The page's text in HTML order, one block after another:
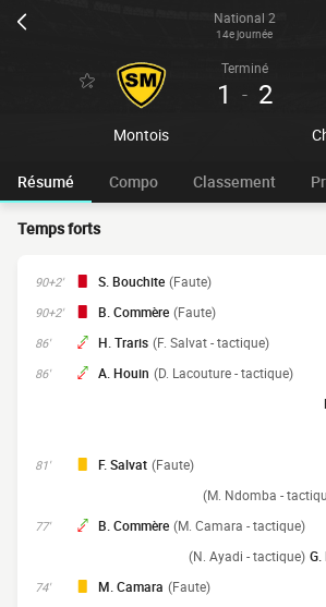
National 2
14e journée
Montois
Terminé
1 - 2
Résumé Compo Classement
Temps forts
90+2' S. Bouchite (Faute)
90+2' B. Commère (Faute)
86' H. Traris (F. Salvat - tactique)
86' A. Houin (D. Lacouture - tactique)
81' F. Salvat (Faute)
(M. Ndomba -
77' B. Commère (M. Camara - tactique)
(N. Ayadi - tactique)
74' M. Camara (Faute)